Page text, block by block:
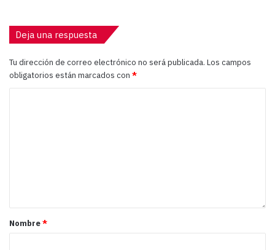
Deja una respuesta
Tu dirección de correo electrónico no será publicada. Los campos
obligatorios están marcados con *
Nombre*